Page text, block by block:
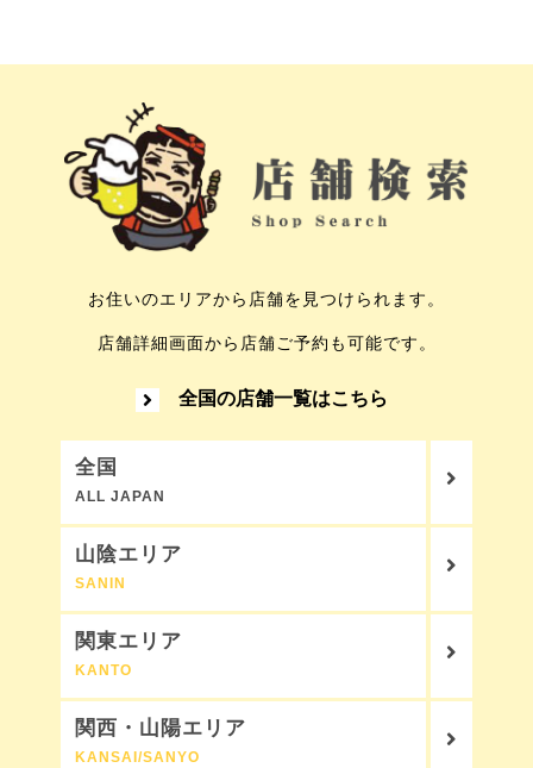
お住いのエリアから店舗を見つけられます。
店舗詳細画面から店舗ご予約も可能です。
全国の店舗一覧はこちら
全国
ALL JAPAN
山陰エリア
SANIN
関東エリア
KANTO
関西・山陽エリア
KANSAI/SANYO